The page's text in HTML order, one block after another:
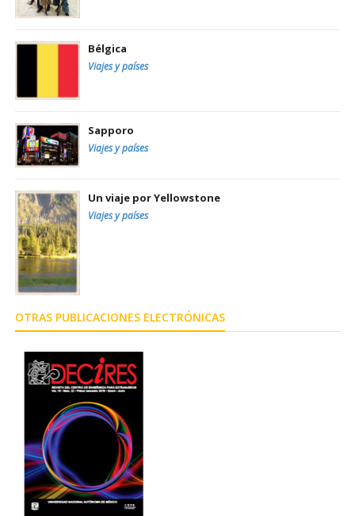
Bélgica
Viajes y países
Sapporo
Viajes y países
Un viaje por Yellowstone
Viajes y países
OTRAS PUBLICACIONES ELECTRÓNICAS